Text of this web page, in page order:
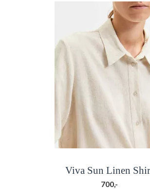
Viva Sun Linen
700,-